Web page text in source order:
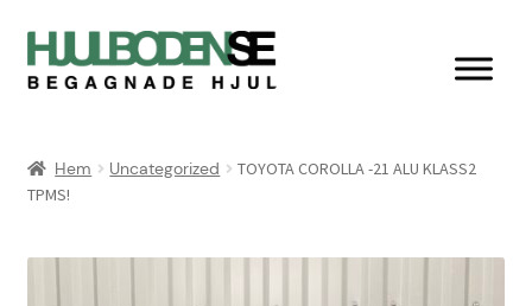
Hoppa
till
Hoppa
till
HemHem Uncategorized
TOYOTA COROLLA -21 ALU KLASS2
TPMS!